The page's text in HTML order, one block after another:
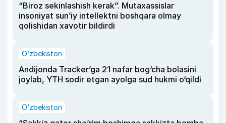
“Biroz sekinlashish kerak”. Mutaxassislar
insoniyat sun’iy intellektni boshqara olmay
qolishidan xavotir bildirdi
O‘zbekiston
Andijonda Tracker’ga 21 nafar bog‘cha bolasini
joylab, YTH sodir etgan ayolga sud hukmi o‘qildi
O‘zbekiston